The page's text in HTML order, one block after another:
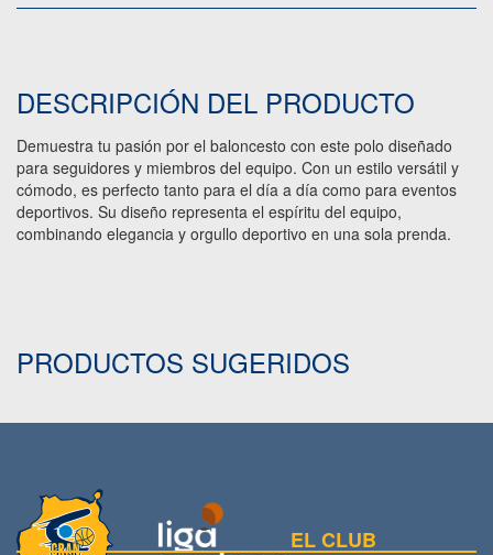
DESCRIPCIÓN DEL PRODUCTO
Demuestra tu pasión por el baloncesto con este polo diseñado
para seguidores y miembros del equipo. Con un estilo versátil y
cómodo, es perfecto tanto para el día a día como para eventos
deportivos. Su diseño representa el espíritu del equipo,
combinando elegancia y orgullo deportivo en una sola prenda.
PRODUCTOS SUGERIDOS
EL CLUB